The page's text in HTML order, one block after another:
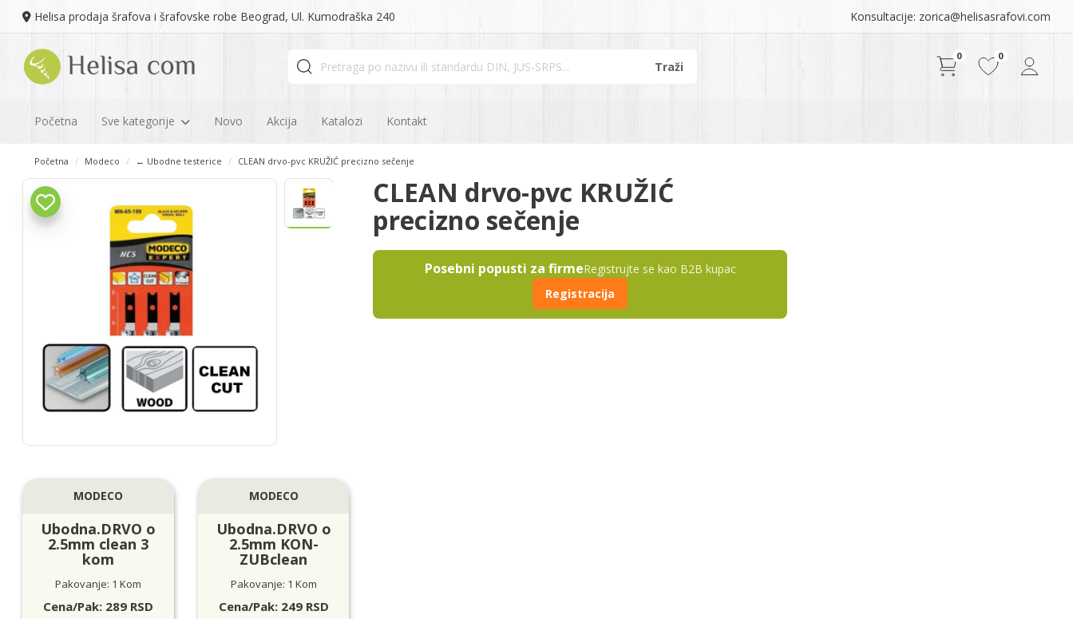
Helisa prodaja šrafova i šrafovske robe Beograd, Ul. Kumodraška 240 Konsultacije: zorica@helisasrafovi.com
0 0
Početna Sve kategorije Novo Akcija Katalozi Kontakt
Početna Modeco ← Ubodne testerice CLEAN drvo-pvc KRUŽIĆ precizno sečenje
CLEAN drvo-pvc KRUŽIĆ
precizno sečenje
Posebni popusti za firmeRegistrujte se kao B2B kupac
Registracija
MODECO
Ubodna.DRVO o
2.5mm clean 3
kom
Pakovanje: 1 Kom
Cena/Pak: 289 RSD
MODECO
Ubodna.DRVO o
2.5mm KON-
ZUBclean
Pakovanje: 1 Kom
Cena/Pak: 249RSD